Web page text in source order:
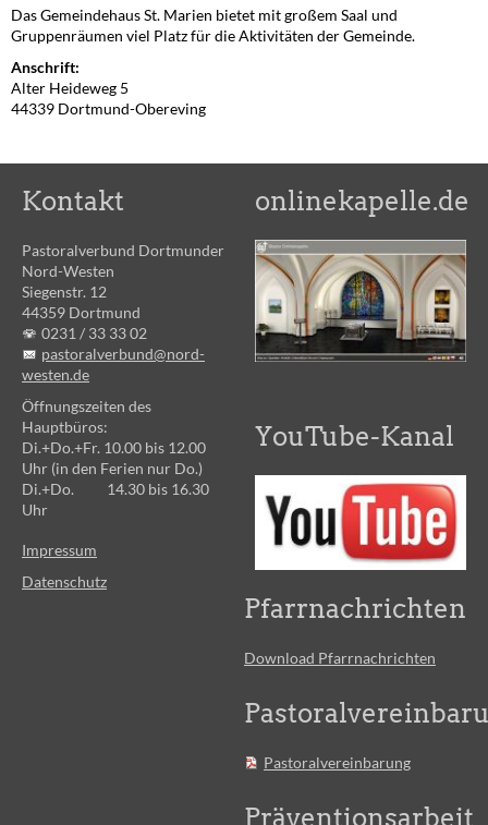
Das Gemeindehaus St. Marien bietet mit großem Saal und
Gruppenräumen viel Platz für die Aktivitäten der Gemeinde.
Anschrift:
Alter Heideweg 5
44339 Dortmund-Obereving
Kontakt
Pastoralverbund Dortmunder
Nord-Westen
Siegenstr. 12
44359 Dortmund
0231 / 33 33 02
pastoralverbund@nord-
westen.de
Öffnungszeiten des
Hauptbüros:
Di.+Do.+Fr. 10.00 bis 12.00
Uhr (in den Ferien nur Do.)
Di.+Do. 14.30 bis 16.30
Uhr
Impressum
Datenschutz
onlinekapelle.de
YouTube-Kanal
Pfarrnachrichten
Download Pfarrnachrichten
Pastoralvereinbarung
Präventionsarbeit